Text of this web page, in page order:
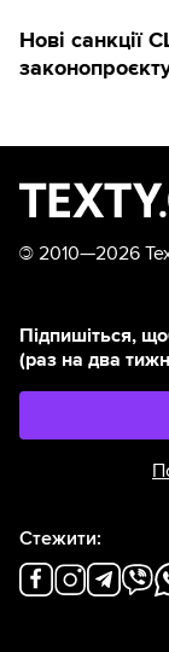
Нові санкції
© 2010—2026
Підпишіться,
(раз на два
Стежити: